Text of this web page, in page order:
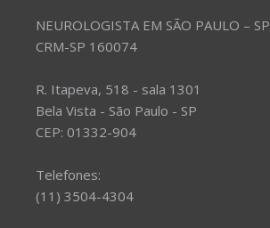
NEUROLOGISTA EM SÃO PAULO – SP
CRM-SP 160074
R. Itapeva, 518 - sala 1301
Bela Vista - São Paulo - SP
CEP: 01332-904
Telefones:
(11) 3504-4304